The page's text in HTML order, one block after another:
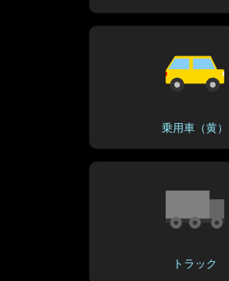
乗用車（黄）
トラック